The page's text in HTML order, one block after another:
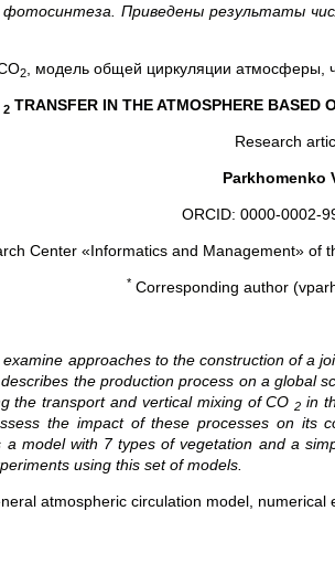
Приведены результаты
2 , модель общей циркуляции атмосферы,
2 TRANSFER IN THE ATMOSPHERE BASED
Research
Parkhomenko
ORCID: 0000-0002-
Center «Informatics and Management» of
*Corresponding author
approaches to the construction of a
the production process on a global
the transport and vertical mixing of CO 2 in
the impact of these processes on its
a model with 7 types of vegetation and a
using this set of models.
atmospheric circulation model, numerical